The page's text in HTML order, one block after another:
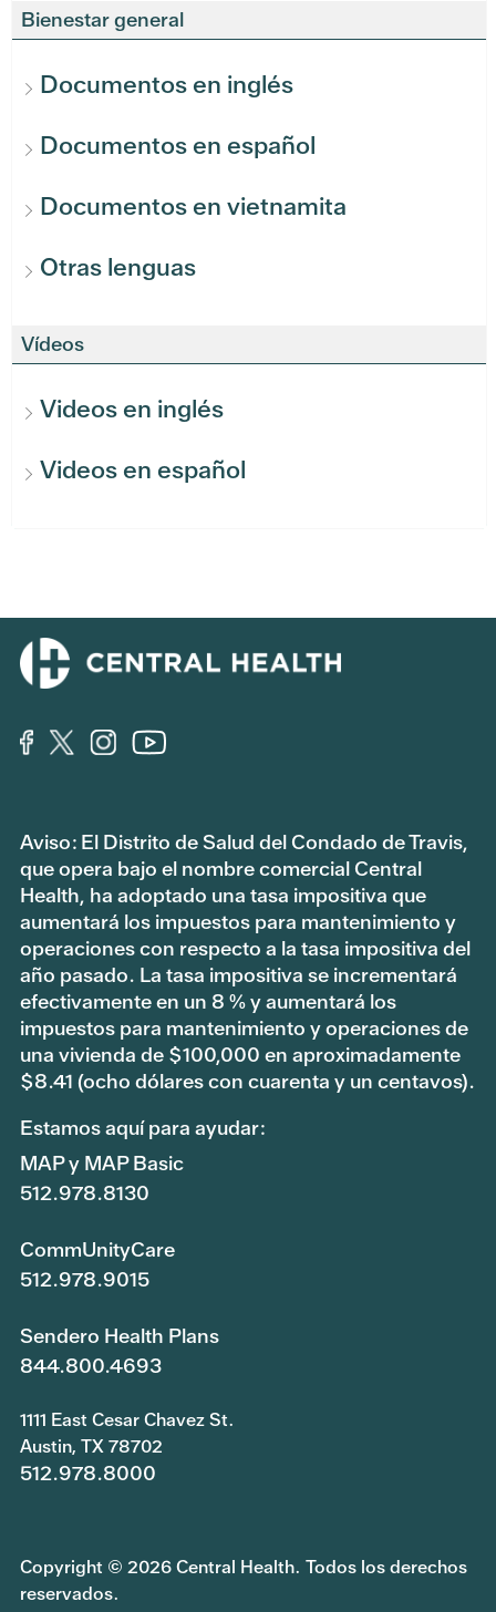
Bienestar general
Documentos en inglés
Documentos en español
Documentos en vietnamita
Otras lenguas
Vídeos
Videos en inglés
Videos en español
Aviso: El Distrito de Salud del Condado de Travis,
que opera bajo el nombre comercial Central
Health, ha adoptado una tasa impositiva que
aumentará los impuestos para mantenimiento y
operaciones con respecto a la tasa impositiva del
año pasado. La tasa impositiva se incrementará
efectivamente en un 8 % y aumentará los
impuestos para mantenimiento y operaciones de
una vivienda de $100,000 en aproximadamente
$8.41 (ocho dólares con cuarenta y un centavos).
Estamos aquí para ayudar:
MAP y MAP Basic
512.978.8130
CommUnityCare
512.978.9015
Sendero Health Plans
844.800.4693
1111 East Cesar Chavez St.
Austin, TX 78702
512.978.8000
Copyright © 2026 Central Health. Todos los derechos
reservados.